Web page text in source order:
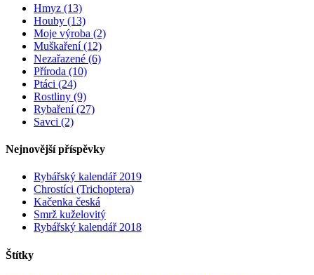
Hmyz (13)
Houby (13)
Moje výroba (2)
Muškaření (12)
Nezařazené (6)
Příroda (10)
Ptáci (24)
Rostliny (9)
Rybaření (27)
Savci (2)
Nejnovější příspěvky
Rybářský kalendář 2019
Chrostíci (Trichoptera)
Kačenka česká
Smrž kuželovitý
Rybářský kalendář 2018
Štítky